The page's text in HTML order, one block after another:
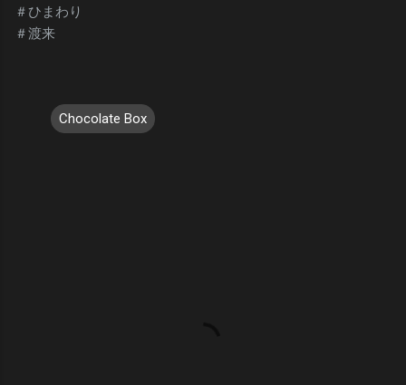
＃ひまわり
＃渡来
Chocolate Box